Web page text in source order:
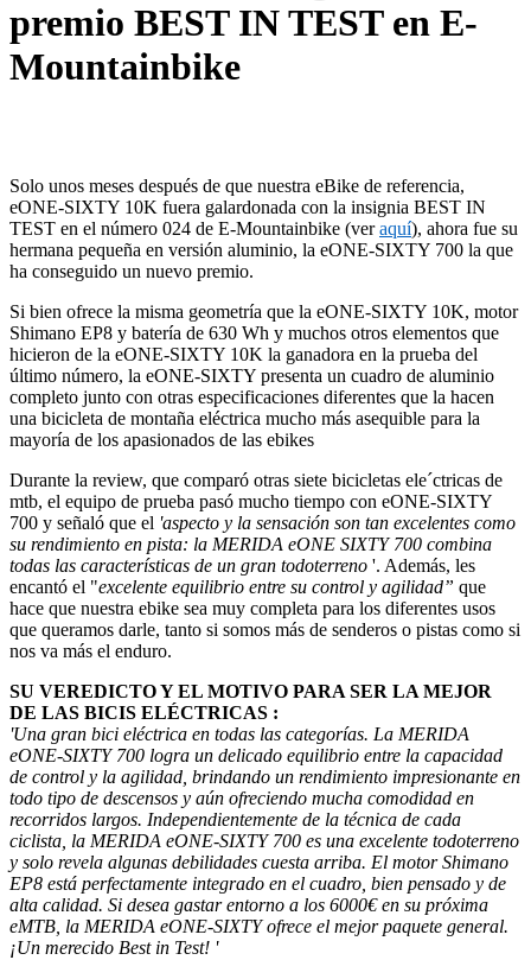
premio BEST IN TEST en E-
Mountainbike
Solo unos meses después de que nuestra eBike de referencia,
eONE-SIXTY 10K fuera galardonada con la insignia BEST IN
TEST en el número 024 de E-Mountainbike (veraquí), ahora fue su
hermana pequeña en versión aluminio, la eONE-SIXTY 700 la que
ha conseguido un nuevo premio.
Si bien ofrece la misma geometría que la eONE-SIXTY 10K, motor
Shimano EP8 y batería de 630 Wh y muchos otros elementos que
hicieron de la eONE-SIXTY 10K la ganadora en la prueba del
último número, la eONE-SIXTY presenta un cuadro de aluminio
completo junto con otras especificaciones diferentes que la hacen
una bicicleta de montaña eléctrica mucho más asequible para la
mayoría de los apasionados de las ebikes
Durante la review, que comparó otras siete bicicletas ele´ctricas de
mtb, el equipo de prueba pasó mucho tiempo con eONE-SIXTY
700 y señaló que el 'aspecto y la sensación son tan excelentes como
su rendimiento en pista: la MERIDA eONE SIXTY 700 combina
todas las características de un gran todoterreno '. Además, les
encantó el "excelente equilibrio entre su control y agilidad” que
hace que nuestra ebike sea muy completa para los diferentes usos
que queramos darle, tanto si somos más de senderos o pistas como si
nos va más el enduro.
SU VEREDICTO Y EL MOTIVO PARA SER LA MEJOR
DE LAS BICIS ELÉCTRICAS :
'Una gran bici eléctrica en todas las categorías. La MERIDA
eONE-SIXTY 700 logra un delicado equilibrio entre la capacidad
de control y la agilidad, brindando un rendimiento impresionante en
todo tipo de descensos y aún ofreciendo mucha comodidad en
recorridos largos. Independientemente de la técnica de cada
ciclista, la MERIDA eONE-SIXTY 700 es una excelente todoterreno
y solo revela algunas debilidades cuesta arriba. El motor Shimano
EP8 está perfectamente integrado en el cuadro, bien pensado y de
alta calidad. Si desea gastar entorno a los 6000€ en su próxima
eMTB, la MERIDA eONE-SIXTY ofrece el mejor paquete general.
¡Un merecido Best in Test! '